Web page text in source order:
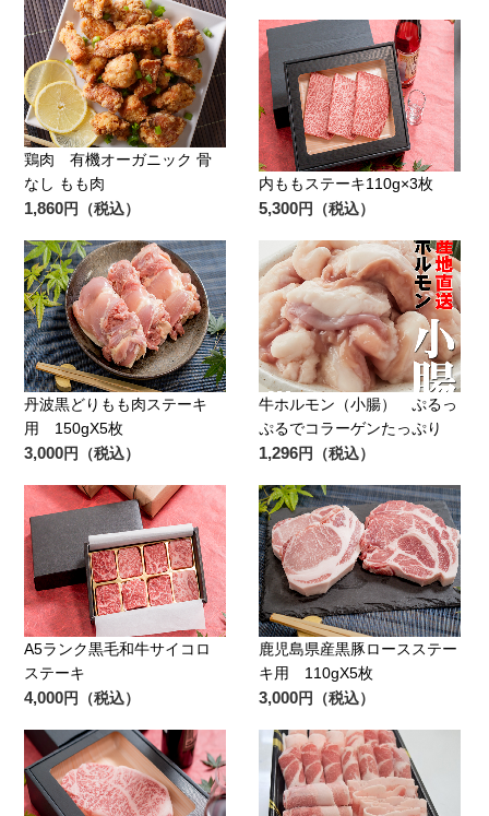
鶏肉 有機オーガニック 骨
なし もも肉
1,860円（税込）
内ももステーキ110g×3枚
5,300円（税込）
丹波黒どりもも肉ステーキ
用 150gX5枚
3,000円（税込）
牛ホルモン（小腸） ぷるっ
ぷるでコラーゲンたっぷり
1,296円（税込）
A5ランク黒毛和牛サイコロ
ステーキ
4,000円（税込）
鹿児島県産黒豚ロースステー
キ用 110gX5枚
3,000円（税込）